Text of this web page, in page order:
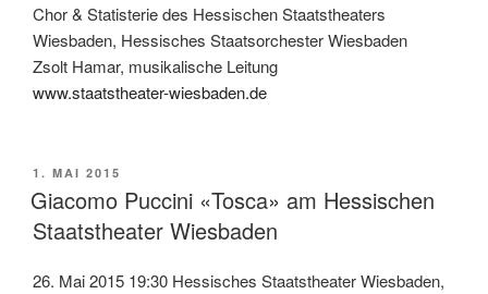
Chor & Statisterie des Hessischen Staatstheaters
Wiesbaden, Hessisches Staatsorchester Wiesbaden
Zsolt Hamar, musikalische Leitung
www.staatstheater-wiesbaden.de
VERÖFFENTLICHT
AM
1. MAI 2015
Giacomo Puccini «Tosca» am Hessischen
Staatstheater Wiesbaden
26. Mai 2015 19:30 Hessisches Staatstheater Wiesbaden,